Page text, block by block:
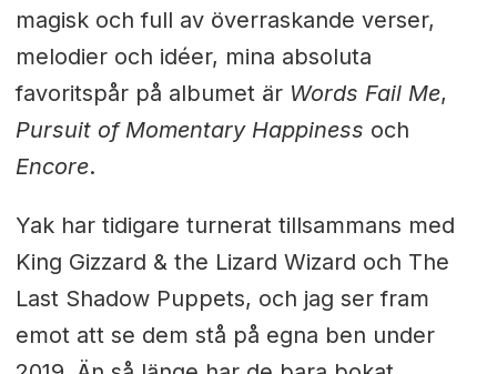
magisk och full av överraskande verser,
melodier och idéer, mina absoluta
favoritspår på albumet är Words Fail Me,
Pursuit of Momentary Happiness och
Encore.
Yak har tidigare turnerat tillsammans med
King Gizzard & the Lizard Wizard och The
Last Shadow Puppets, och jag ser fram
emot att se dem stå på egna ben under